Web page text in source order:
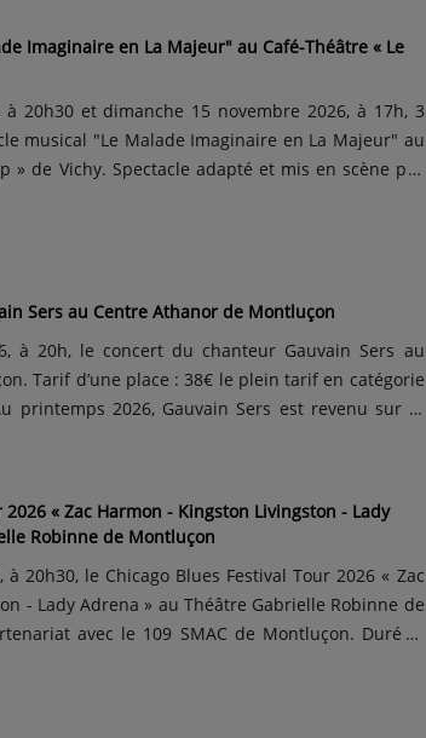
Imaginaire en La Majeur" au Café-Théâtre « Le
20h30 et dimanche 15 novembre 2026, à 17h, 3
musical "Le Malade Imaginaire en La Majeur" au
» de Vichy. Spectacle adapté et mis en scène par
Sers au Centre Athanor de Montluçon
à 20h, le concert du chanteur Gauvain Sers au
Tarif d’une place : 38€ le plein tarif en catégorie
printemps 2026, Gauvain Sers est revenu sur le
« Zac Harmon - Kingston Livingston - Lady
Robinne de Montluçon
20h30, le Chicago Blues Festival Tour 2026 « Zac
- Lady Adrena » au Théâtre Gabrielle Robinne de